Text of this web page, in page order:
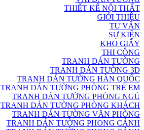
THIẾT KẾ NỘI THẤT
GIỚI THIỆU
TƯ VẤN
SỰ KIỆN
KHO GIẤY
THI CÔNG
TRANH DÁN TƯỜNG
TRANH DÁN TƯỜNG 3D
TRANH DÁN TƯỜNG HÀN QUỐC
TRANH DÁN TƯỜNG PHÒNG TRẺ EM
TRANH DÁN TƯỜNG PHÒNG NGỦ
TRANH DÁN TƯỜNG PHÒNG KHÁCH
TRANH DÁN TƯỜNG VĂN PHÒNG
TRANH DÁN TƯỜNG PHONG CẢNH